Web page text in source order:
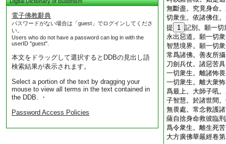
電子佛教辭典
パスワードがない場合は「guest」でログインしてくださ
い。
Users who do not have a password can log in with the
userID "guest".
本文をドラッグして選択するとDDBの見出し語
検索結果が表示されます。
Select a portion of the text by dragging your
mouse to view all terms in the text contained in
the DDB. ・
Password Access Policies
無斷盡。究竟身命
切衆生。依諸佛住
提
1 記別。願一切
永出惡道。願一切
智慧境界。願一切
常爲諸佛。善友所
刀劍兵仗。諸惡苦
一切衆生。離諸怖
一切衆生。離大衆
爲最上。大師子吼
子智慧。於諸世間
無畏處。常念救護
薩自捨身命救彼臨
爲令衆生。離生死
大方廣佛華嚴經卷